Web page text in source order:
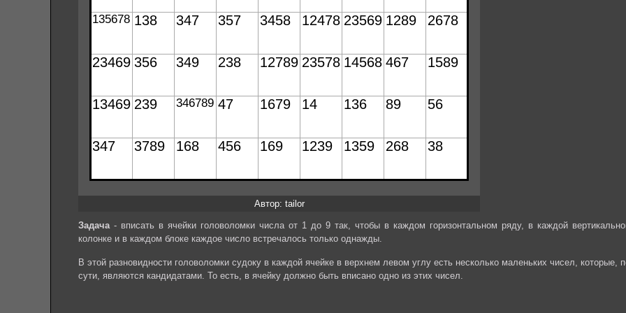
Автор: tailor
Задача - вписать в ячейки головоломки числа от 1 до 9 так, чтобы в каждом горизонтальном ряду, в каждой
колонке и в каждом блоке каждое число встречалось только однажды.
В этой разновидности головоломки судоку в каждой ячейке в верхнем левом углу есть несколько маленьких чисел, которые,
сути, являются кандидатами. То есть, в ячейку должно быть вписано одно из этих чисел.